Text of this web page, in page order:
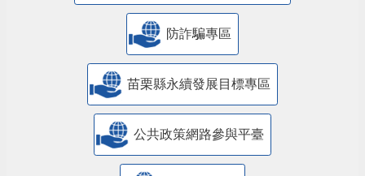
防詐騙專區
苗栗縣永續發展目標專區
公共政策網路參與平臺